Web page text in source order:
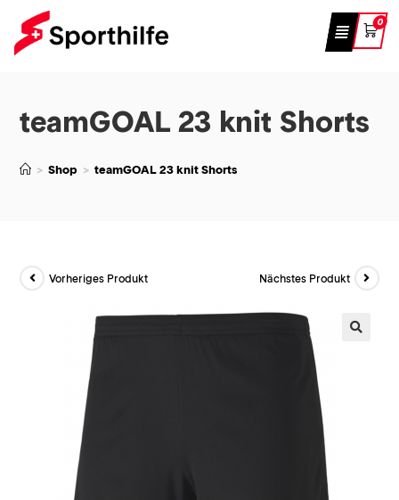
0
teamGOAL 23 knit Shorts
> Shop > teamGOAL 23 knit Shorts
Vorheriges Produkt Nächstes Produkt